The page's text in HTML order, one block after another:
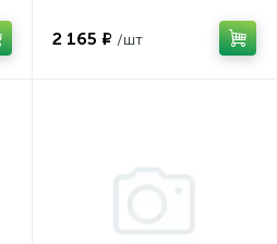
2 165 ₽ /шт